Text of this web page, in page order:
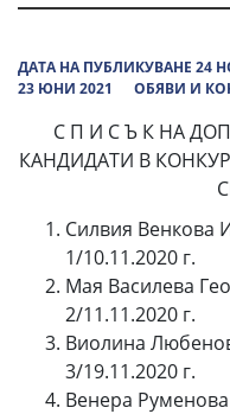
ДАТА НА ПУБЛИКУВАНЕ 24
23 ЮНИ 2021
ОБЯВИ И
С П И С Ъ К НА
КАНДИДАТИ В
Силвия Венкова
1/10.11.2020 г.
Мая Василева
2/11.11.2020 г.
Виолина
3/19.11.2020 г.
Венера